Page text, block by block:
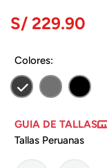
S/ 229.90
Colores:
GUIA DE TALLAS
Tallas Peruanas